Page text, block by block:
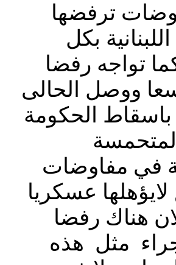
ترفضها
بكل
تواجه رفضا
ووصل الحالى
باسقاط الحكومة
المتحمسة
في مفاوضات
عسكريا
هناك رفضا
مثل هذه